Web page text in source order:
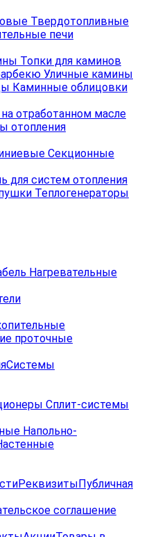
Твердотопливные
печи
Топки для каминов
Уличные камины
Каминные облицовки
отработанном масле
отопления
Секционные
для систем отопления
Теплогенераторы
Нагревательные
проточные
Системы
Сплит-системы
Напольно-
РеквизитыПубличная
соглашение